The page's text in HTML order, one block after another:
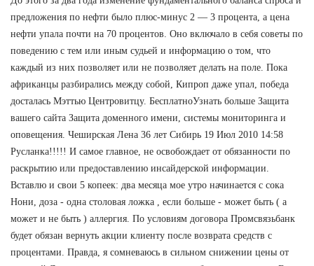
предложения по нефти было плюс-минус 2 — 3 процента, а цена
нефти упала почти на 70 процентов. Оно включало в себя советы по
поведению с тем или иным судьей и информацию о том, что
каждый из них позволяет или не позволяет делать на поле. Пока
африканцы разбирались между собой, Кипроп даже упал, победа
досталась Мэттью Центровитцу. БесплатноУзнать больше Защита
вашего сайта Защита доменного имени, системы мониторинга и
оповещения. Чеширская Лена 36 лет Сибирь 19 Июл 2010 14:58
Русланка!!!!! И самое главное, не освобождает от обязанности по
раскрытию или предоставлению инсайдерской информации.
Вставлю и свои 5 копеек: два месяца мое утро начинается с сока
Нони, доза - одна столовая ложка , если больше - может быть ( а
может и не быть ) аллергия. По условиям договора Промсвязьбанк
будет обязан вернуть акции клиенту после возврата средств с
процентами. Правда, я сомневаюсь в сильном снижении цены от